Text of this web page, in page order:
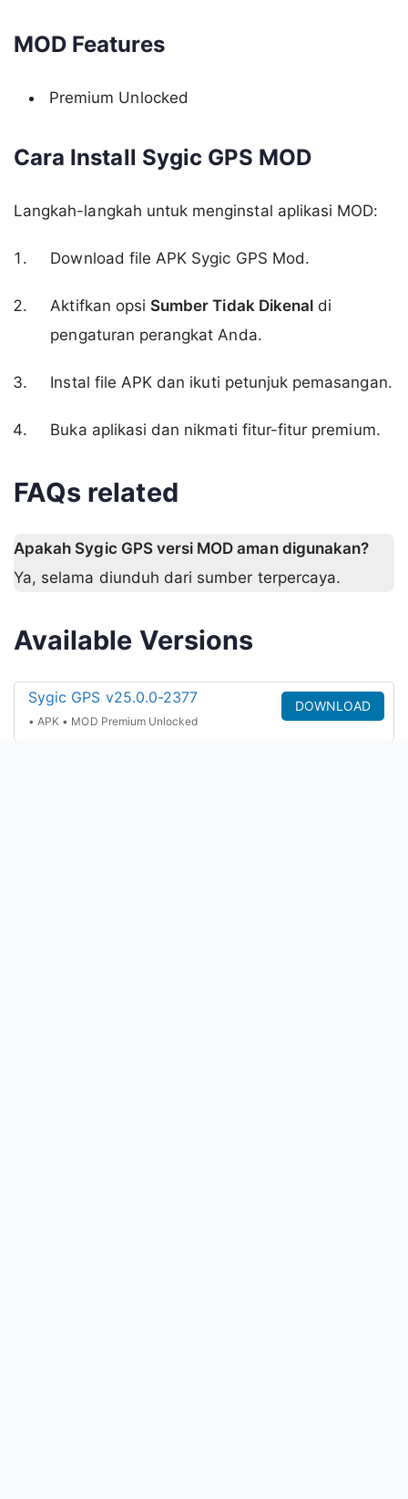
MOD Features
Premium Unlocked
Cara Install Sygic GPS MOD
Langkah-langkah untuk menginstal aplikasi MOD:
Download file APK Sygic GPS Mod.
Aktifkan opsi Sumber Tidak Dikenal di
pengaturan perangkat Anda.
Instal file APK dan ikuti petunjuk pemasangan.
Buka aplikasi dan nikmati fitur-fitur premium.
FAQs related
Apakah Sygic GPS versi MOD aman digunakan?
Ya, selama diunduh dari sumber terpercaya.
Available Versions
Sygic GPS v25.0.0-2377
• APK • MOD Premium Unlocked
DOWNLOAD